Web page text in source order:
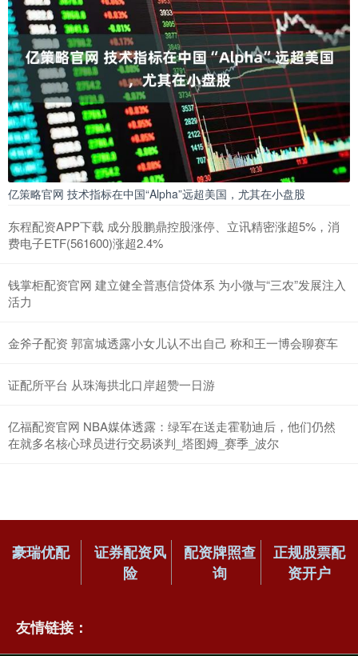
亿策略官网 技术指标在中国“Alpha”远超美国，尤其在小盘股
东程配资APP下载 成分股鹏鼎控股涨停、立讯精密涨超5%，消
费电子ETF(561600)涨超2.4%
钱掌柜配资官网 建立健全普惠信贷体系 为小微与“三农”发展注入
活力
金斧子配资 郭富城透露小女儿认不出自己 称和王一博会聊赛车
证配所平台 从珠海拱北口岸超赞一日游
亿福配资官网 NBA媒体透露：绿军在送走霍勒迪后，他们仍然
在就多名核心球员进行交易谈判_塔图姆_赛季_波尔
豪瑞优配
证券配资风
险
配资牌照查
询
正规股票配
资开户
友情链接：